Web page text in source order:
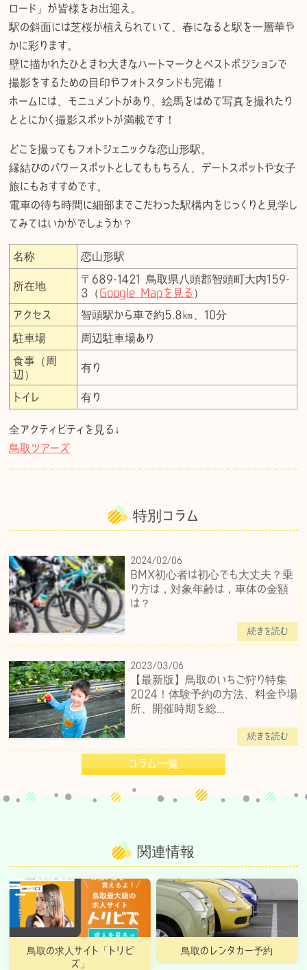
ロード」が皆様をお出迎え。
駅の斜面には芝桜が植えられていて、春になると駅を一層華や
かに彩ります。
壁に描かれたひときわ大きなハートマークとベストポジションで
撮影をするための目印やフォトスタンドも完備！
ホームには、モニュメントがあり、絵馬をはめて写真を撮れたり
ととにかく撮影スポットが満載です！
どこを撮ってもフォトジェニックな恋山形駅。
縁結びのパワースポットとしてももちろん、デートスポットや女子
旅にもおすすめです。
電車の待ち時間に細部までこだわった駅構内をじっくりと見学し
てみてはいかがでしょうか？
名称 恋山形駅
所在地
〒689-1421 鳥取県八頭郡智頭町大内159-
3（Google Mapを見る ）
アクセス
智頭駅から車で約5.8㎞、10分
駐車場 周辺駐車場あり
食事（周
辺）
有り
トイレ 有り
全アクティビティを見る↓
鳥取ツアーズ
特別コラム
2024/02/06
BMX初心者は初心でも大丈夫？乗
り方は，対象年齢は，車体の金額
は？
続きを読む
2023/03/06
【最新版】鳥取のいちご狩り特集
2024！体験予約の方法、料金や場
所、開催時期を総...
続きを読む
コラム一覧
関連情報
鳥取の求人サイト「トリビ
ズ」
鳥取のレンタカー予約